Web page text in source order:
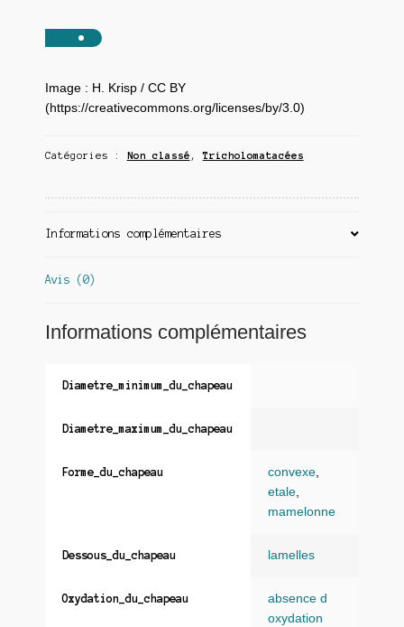
Image : H. Krisp / CC BY
(https://creativecommons.org/licenses/by/3.0)
Catégories : Non classé ,Tricholomatacées
Informations complémentaires
Avis (0)
Informations complémentaires
Diametre_minimum_du_chapeau
Diametre_maximum_du_chapeau
Forme_du_chapeau convexe,
etale,
mamelonne
Dessous_du_chapeau lamelles
Oxydation_du_chapeau
absence d
oxydation